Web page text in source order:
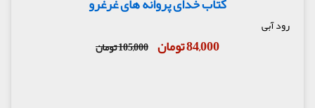
رود آبی
84,000 تومان 105,000 تومان